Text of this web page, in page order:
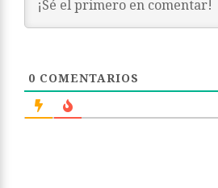
0 COMENTARIOS